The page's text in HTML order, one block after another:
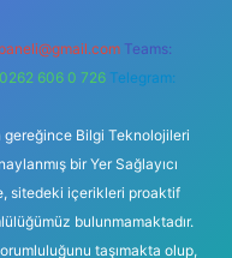
Teams:
606 0 726 Telegram:
gereğince Bilgi Teknolojileri
bir Yer Sağlayıcı
sitedeki içerikleri proaktif
bulunmamaktadır.
taşımakta olup,